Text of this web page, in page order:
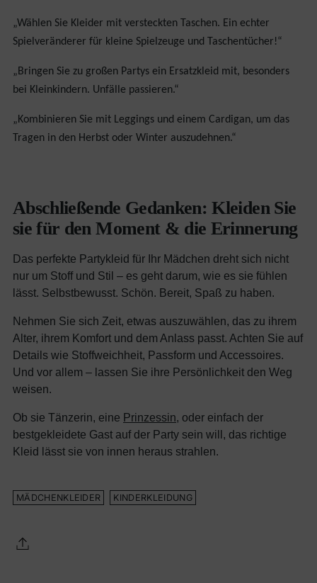
„Wählen Sie Kleider mit versteckten Taschen. Ein echter
Spielveränderer für kleine Spielzeuge und Taschentücher!“
„Bringen Sie zu großen Partys ein Ersatzkleid mit, besonders
bei Kleinkindern. Unfälle passieren.“
„Kombinieren Sie mit Leggings und einem Cardigan, um das
Tragen in den Herbst oder Winter auszudehnen.“
Abschließende Gedanken: Kleiden Sie
sie für den Moment & die Erinnerung
Das perfekte Partykleid für Ihr Mädchen dreht sich nicht
nur um Stoff und Stil – es geht darum, wie es sie fühlen
lässt. Selbstbewusst. Schön. Bereit, Spaß zu haben.
Nehmen Sie sich Zeit, etwas auszuwählen, das zu ihrem
Alter, ihrem Komfort und dem Anlass passt. Achten Sie auf
Details wie Stoffweichheit, Passform und Accessoires.
Und vor allem – lassen Sie ihre Persönlichkeit den Weg
weisen.
Ob sie Tänzerin, eine Prinzessin, oder einfach der
bestgekleidete Gast auf der Party sein will, das richtige
Kleid lässt sie von innen heraus strahlen.
MÄDCHENKLEIDER KINDERKLEIDUNG